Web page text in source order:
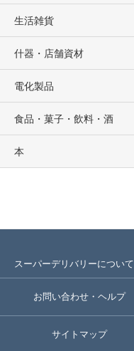
生活雑貨
什器・店舗資材
電化製品
食品・菓子・飲料・酒
本
スーパーデリバリーについて
お問い合わせ・ヘルプ
サイトマップ